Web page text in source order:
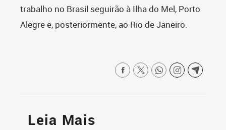
trabalho no Brasil seguirão à Ilha do Mel, Porto
Alegre e, posteriormente, ao Rio de Janeiro.
Leia Mais